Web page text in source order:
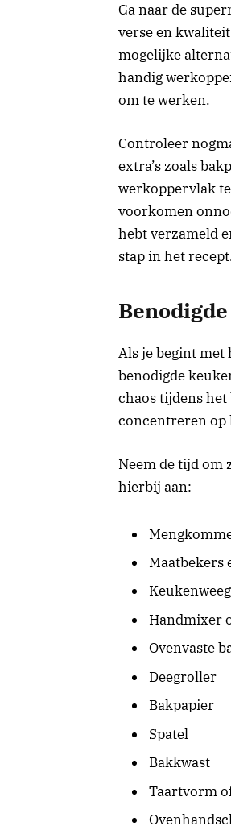
Ga naar de
verse en
mogelijke
handig
om te werken.
Controleer
extra’s zoals
werkoppervlak
voorkomen
hebt verzameld
stap in het
Als je begint met
benodigde
chaos tijdens
concentreren op
Neem de tijd om
hierbij aan:
Maatbekers
Handmixer
Ovenvaste
Deegroller
Bakpapier
Spatel
Bakkwast
Taartvorm